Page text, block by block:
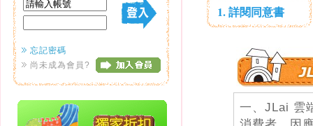
忘記密碼
尚未成為會員?
1. 詳閱同意書